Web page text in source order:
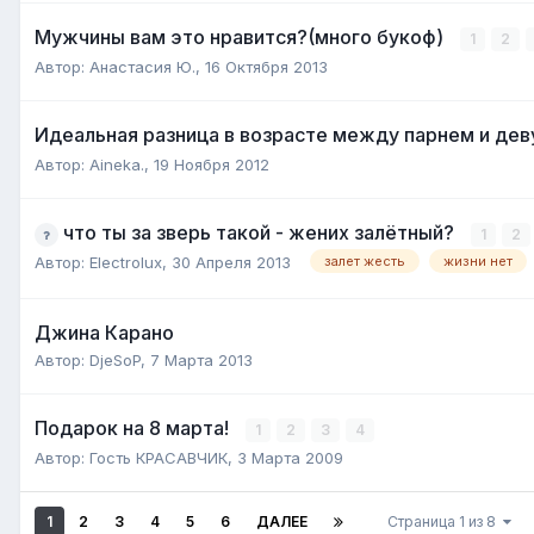
Мужчины вам это нравится?(много букоф) 1 2
Автор: Анастасия Ю., 16 Октября 2013
Идеальная разница в возрасте между парнем и
Автор: Aineka., 19 Ноября 2012
что ты за зверь такой - жених залётный? 1 2
Автор: Electrolux, 30 Апреля 2013 залет жесть жизни нет
Джина Карано
Автор: DjeSoP, 7 Марта 2013
Подарок на 8 марта! 1 2 3 4
Автор: Гость КРАСАВЧИК, 3 Марта 2009
1 2 3 4 5 6 ДАЛЕЕ Страница 1 из 8